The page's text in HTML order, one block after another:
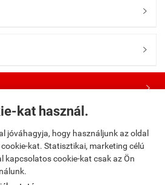
kat használ.
jóváhagyja, hogy használjunk az oldal
kat. Statisztikai, marketing célú
kapcsolatos cookie-kat csak az Ön


